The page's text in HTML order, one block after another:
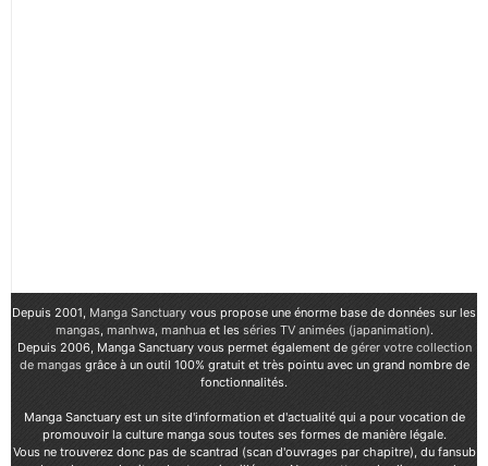
Depuis 2001, Manga Sanctuary vous propose une énorme base de données sur les
mangas, manhwa, manhuaet les séries TV animées (japanimation).
Depuis 2006, Manga Sanctuary vous permet également de gérer votre collection
de mangasgrâce à un outil 100% gratuit et très pointu avec un grand nombre de
fonctionnalités.
Manga Sanctuary est un site d'information et d'actualité qui a pour vocation de
promouvoir la culture manga sous toutes ses formes de manière légale.
Vous ne trouverez donc pas de scantrad (scan d'ouvrages par chapitre), du fansub